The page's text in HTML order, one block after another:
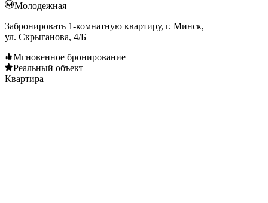
Молодежная
Забронировать 1-комнатную квартиру, г. Минск,
ул. Скрыганова, 4/Б
Мгновенное бронирование
Реальный объект
Квартира